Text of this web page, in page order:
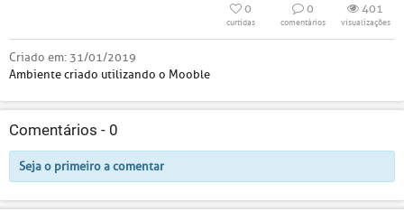
0
curtidas
0
comentários
401
visualizações
Criado em: 31/01/2019
Ambiente criado utilizando o Mooble
Comentários - 0
Seja o primeiro a comentar